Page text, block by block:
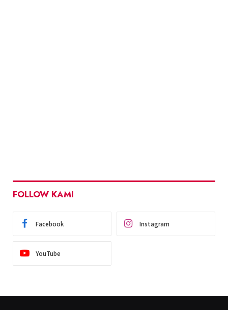
FOLLOW KAMI
Facebook Instagram
YouTube